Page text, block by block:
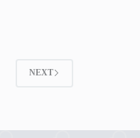
NEXT